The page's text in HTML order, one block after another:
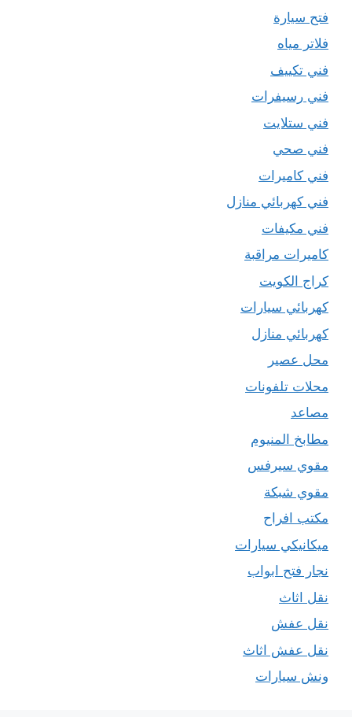
فتح سيارة
فلاتر مياه
فني تكييف
فني رسيفرات
فني ستلايت
فني صحي
فني كاميرات
فني كهربائي منازل
فني مكيفات
كاميرات مراقبة
كراج الكويت
كهربائي سيارات
كهربائي منازل
محل عصير
محلات تلفونات
مصاعد
مطابخ المنيوم
مقوي سيرفس
مقوي شبكة
مكتب افراح
ميكانيكي سيارات
نجار فتح ابواب
نقل اثاث
نقل عفش
نقل عفش اثاث
ونش سيارات